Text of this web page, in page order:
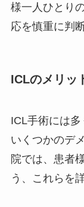
様一人ひとり
応を慎重に判
ICLのメリッ
ICL手術には
いくつかのデ
院では、患者
う、これらを